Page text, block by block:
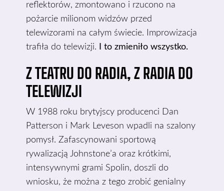
reflektorów, zmontowano i rzucono na
pożarcie milionom widzów przed
telewizorami na całym świecie. Improwizacja
trafiła do telewizji.
I to zmieniło wszystko.
Z TEATRU DO RADIA, Z RADIA DO
TELEWIZJI
W 1988 roku brytyjscy producenci Dan
Patterson i Mark Leveson wpadli na szalony
pomysł. Zafascynowani sportową
rywalizacją Johnstone’a oraz krótkimi,
intensywnymi grami Spolin, doszli do
wniosku, że można z tego zrobić genialny